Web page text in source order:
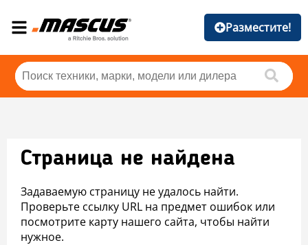
Разместите!
Страница не найдена
Задаваемую страницу не удалось найти.
Проверьте ссылку URL на предмет ошибок или
посмотрите карту нашего сайта, чтобы найти
нужное.